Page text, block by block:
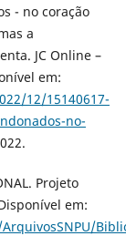
- no coração
a
JC Online –
em:
12/15140617-
no-
Projeto
em: